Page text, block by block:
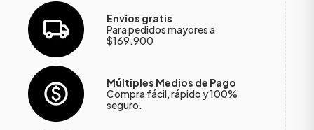
Envíos gratis
Para pedidos mayores a
$169.900
Múltiples Medios de Pago
Compra fácil, rápido y 100%
seguro.